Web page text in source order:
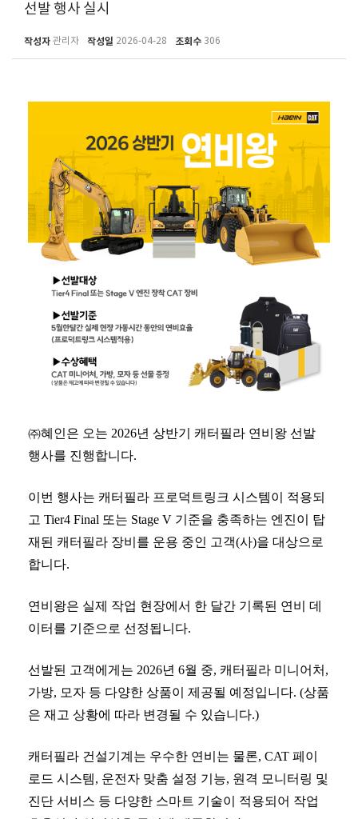
선발 행사 실시
작성자 관리자 작성일 2026-04-28 조회수 306
㈜혜인은 오는 2026년 상반기 캐터필라 연비왕 선발
행사를 진행합니다.
이번 행사는 캐터필라 프로덕트링크 시스템이 적용되
고 Tier4 Final 또는 Stage V 기준을 충족하는 엔진이 탑
재된 캐터필라 장비를 운용 중인 고객(사)을 대상으로
합니다.
연비왕은 실제 작업 현장에서 한 달간 기록된 연비 데
이터를 기준으로 선정됩니다.
선발된 고객에게는 2026년 6월 중, 캐터필라 미니어처 ,
가방, 모자 등 다양한 상품이 제공될 예정입니다. (상품
은 재고 상황에 따라 변경될 수 있습니다.)
캐터필라 건설기계는 우수한 연비는 물론, CAT 페이
로드 시스템, 운전자 맞춤 설정 기능, 원격 모니터링 및
진단 서비스 등 다양한 스마트 기술이 적용되어 작업